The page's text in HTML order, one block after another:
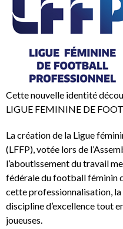
Cette nouvelle identité
LIGUE FEMININE DE
La création de la Ligue
(LFFP), votée lors de
l’aboutissement du travail
fédérale du football féminin
cette professionnalisation,
discipline d’excellence tout
joueuses.